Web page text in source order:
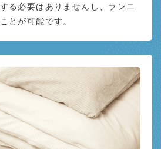
る必要はありませんし、ランニ
とが可能です。